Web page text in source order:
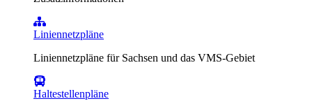
Liniennetzpläne
Liniennetzpläne für Sachsen und das VMS-Gebiet
Haltestellenpläne